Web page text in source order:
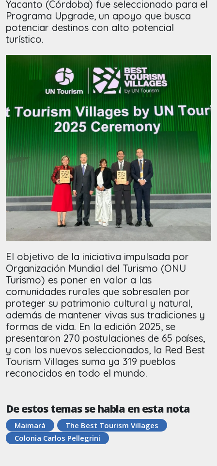
Yacanto (Córdoba) fue seleccionado para el
Programa Upgrade, un apoyo que busca
potenciar destinos con alto potencial
turístico.
El objetivo de la iniciativa impulsada por
Organización Mundial del Turismo (ONU
Turismo) es poner en valor a las
comunidades rurales que sobresalen por
proteger su patrimonio cultural y natural,
además de mantener vivas sus tradiciones y
formas de vida. En la edición 2025, se
presentaron 270 postulaciones de 65 países,
y con los nuevos seleccionados, la Red Best
Tourism Villages suma ya 319 pueblos
reconocidos en todo el mundo.
De estos temas se habla en esta nota
Maimará
The Best Tourism Villages
Colonia Carlos Pellegrini